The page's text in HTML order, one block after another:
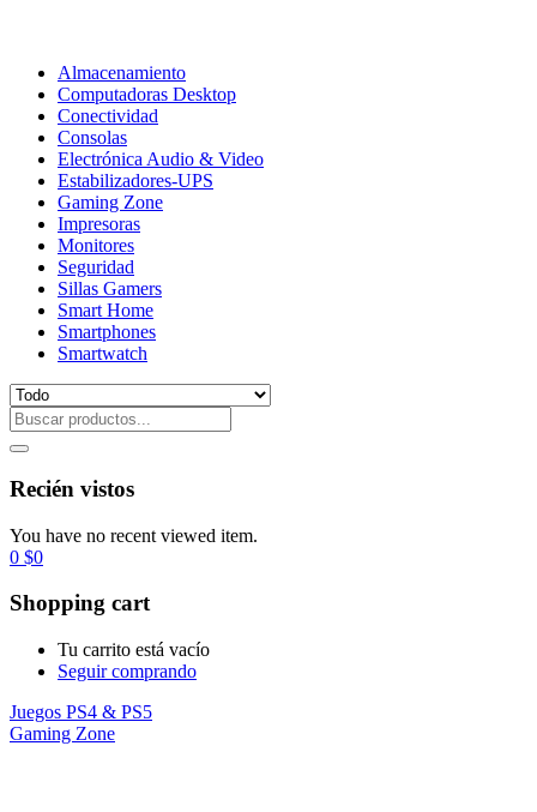
Almacenamiento
Computadoras Desktop
Conectividad
Consolas
Electrónica Audio & Video
Estabilizadores-UPS
Gaming Zone
Impresoras
Monitores
Seguridad
Sillas Gamers
Smart Home
Smartphones
Smartwatch
Recién vistos
You have no recent viewed item.
0 $0
Shopping cart
Tu carrito está vacío
Seguir comprando
Juegos PS4 & PS5
Gaming Zone